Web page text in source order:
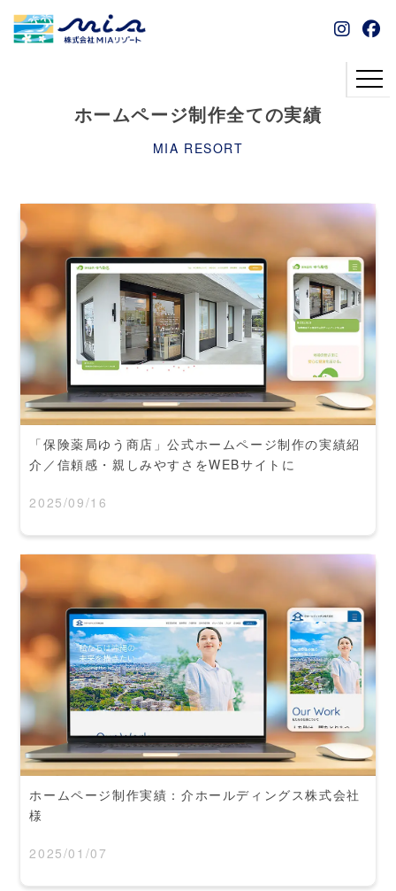
ホームページ制作全ての実績
MIA RESORT
「保険薬局ゆう商店」公式ホームページ制作の実績紹
介／信頼感・親しみやすさをWEBサイトに
2025/09/16
ホームページ制作実績：介ホールディングス株式会社
様
2025/01/07